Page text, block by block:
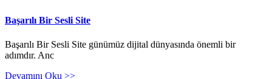
Başarılı Bir Sesli Site
Başarılı Bir Sesli Site günümüz dijital dünyasında önemli bir
adımdır. Anc
Devamını Oku >>